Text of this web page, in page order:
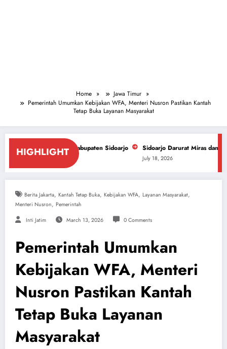
Home
Jawa Timur
Pemerintah Umumkan Kebijakan WFA, Menteri Nusron Pastikan Kantah
Tetap Buka Layanan Masyarakat
HIGHLIGHT
Kabupaten Sidoarjo Sidoarjo Darurat Miras dan Narkoba, ForPiS
Berita Jakarta, Kantah Tetap Buka, Kebijakan WFA, Layanan Masyarakat,
Menteri Nusron, Pemerintah
Inti Jatim March 13, 2026 0 Comments
Pemerintah Umumkan
Kebijakan WFA, Menteri
Nusron Pastikan Kantah
Tetap Buka Layanan
Masyarakat